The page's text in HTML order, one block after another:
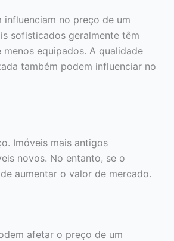
no preço de um
sofisticados geralmente têm
equipados. A qualidade
também podem influenciar no
Imóveis mais antigos
novos. No entanto, se o
aumentar o valor de mercado.
afetar o preço de um